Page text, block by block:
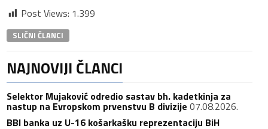
Post Views: 1.399
SLIČNI ČLANCI
NAJNOVIJI ČLANCI
Selektor Mujaković odredio sastav bh. kadetkinja za
nastup na Evropskom prvenstvu B divizije 07.08.2026.
BBI banka uz U-16 košarkašku reprezentaciju BiH